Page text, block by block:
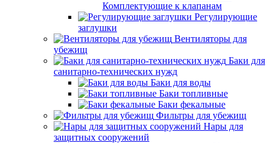
Комплектующие к клапанам
Регулирующие
заглушки
Вентиляторы для
убежищ
Баки для
санитарно-технических нужд
Баки для воды
Баки топливные
Баки фекальные
Фильтры для убежищ
Нары для
защитных сооружений